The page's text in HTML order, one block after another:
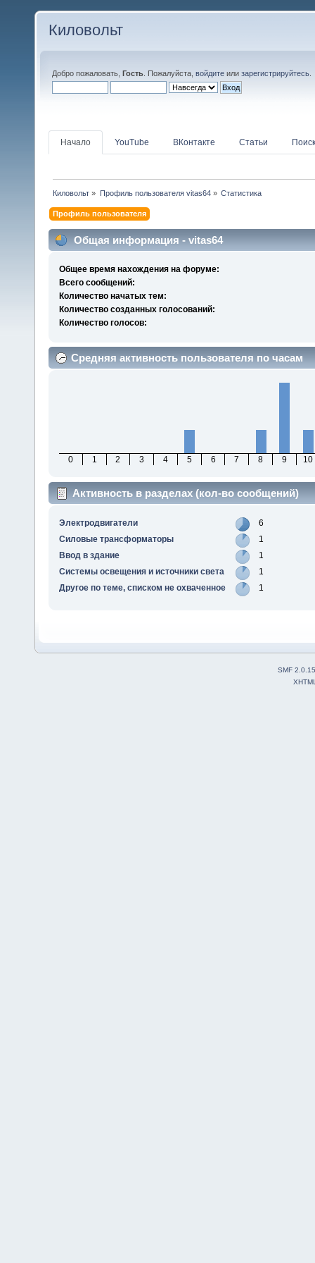
Киловольт
Добро пожаловать, Гость . Пожалуйста, войдите или зарегистрируйтесь
Начало YouTube ВКонтакте Статьи Поиск
Киловольт » Профиль пользователя vitas64» Статистика
Профиль пользователя
Общая информация - vitas64
Общее время нахождения на форуме:
Всего сообщений:
Количество начатых тем:
Количество созданных голосований:
Количество голосов:
Средняя активность пользователя по часам
0 1 2 3 4 5 6 7 8 9 10
Активность в разделах (кол-во сообщений)
Электродвигатели
6
Силовые трансформаторы
1
Ввод в здание
1
Системы освещения и источники света
1
Другое по теме, списком не охваченное
1
SMF 2.0.15